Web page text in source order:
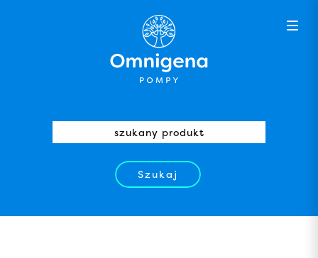
Szukaj